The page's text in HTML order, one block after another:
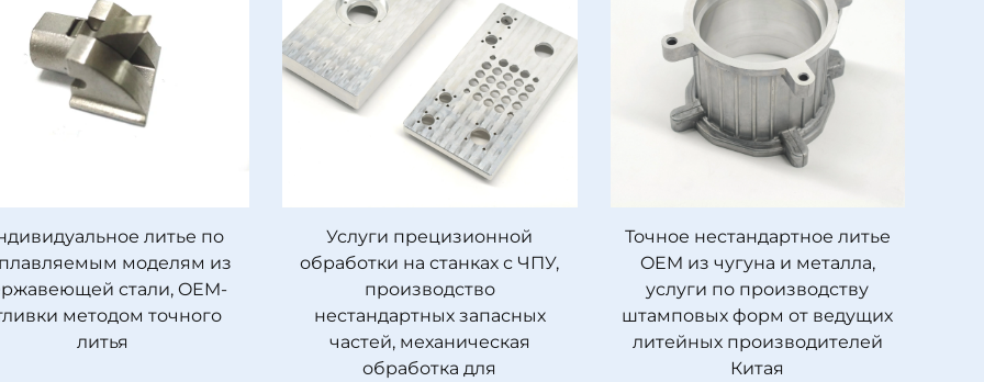
литье по
моделям из
стали, OEM-
методом точного
литья
Услуги прецизионной
обработки на станках с ЧПУ,
производство
нестандартных запасных
частей, механическая
обработка для
Точное нестандартное литье
OEM из чугуна и металла,
услуги по производству
штамповых форм от ведущих
литейных производителей
Китая